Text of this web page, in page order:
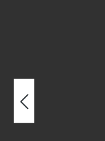
Preskoči galeriju